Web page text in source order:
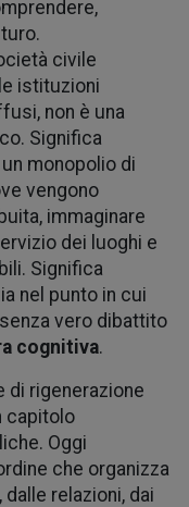
civile
istituzioni
non è una
Significa
monopolio di
vengono
immaginare
dei luoghi e
Significa
nel punto in cui
vero dibattito
cognitiva.
di rigenerazione
capitolo
Oggi
che organizza
dalle relazioni, dai